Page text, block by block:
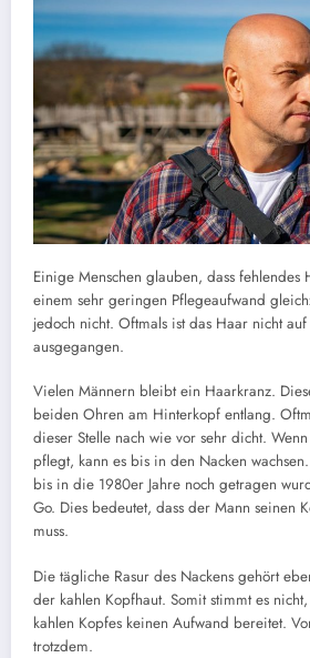
Einige Menschen glauben, dass
einem sehr geringen Pflegeaufwand
jedoch nicht. Oftmals ist das Haar nicht
ausgegangen.
Vielen Männern bleibt ein Haarkranz.
beiden Ohren am Hinterkopf entlang.
dieser Stelle nach wie vor sehr dicht.
pflegt, kann es bis in den Nacken
bis in die 1980er Jahre noch getragen
Go. Dies bedeutet, dass der Mann seinen
muss.
Die tägliche Rasur des Nackens gehört
der kahlen Kopfhaut. Somit stimmt es
kahlen Kopfes keinen Aufwand bereitet.
trotzdem.